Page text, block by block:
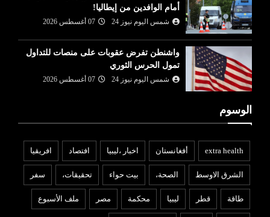
أمام الوافدين من إيطاليا!
شمس اليوم نيوز 24 07 أغسطس 2026
واشنطن تفرض عقوبات على منصات للتداول
تمول الحرس الثوري
شمس اليوم نيوز 24 07 أغسطس 2026
الوسوم
extra health أفغانستان اخبار ،ليبيا افتصاد افريقيا
الشرق الاوسط الصحة، بيت حواء تحقيقات، سفر
طاقة قطر ليبيا محكمة مصر ملف الأسبوع